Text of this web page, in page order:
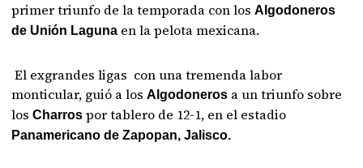
primer triunfo de la temporada con losAlgodoneros
de Unión Laguna en la pelota mexicana.
El exgrandes ligas con una tremenda labor
monticular, guió a losAlgodoneros a un triunfo sobre
losCharrospor tablero de 12-1, en el estadio
Panamericano de Zapopan, Jalisco.